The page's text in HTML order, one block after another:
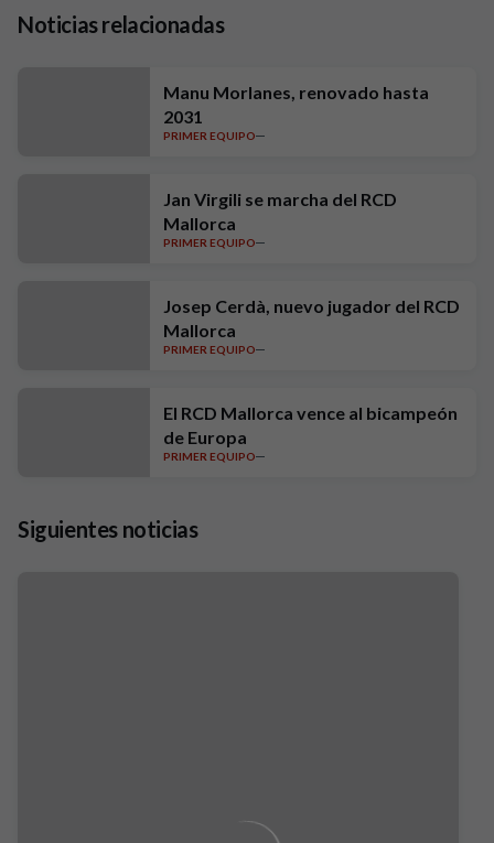
Noticias relacionadas
Manu Morlanes, renovado hasta
2031
PRIMER EQUIPO
Jan Virgili se marcha del RCD
Mallorca
PRIMER EQUIPO
Josep Cerdà, nuevo jugador del RCD
Mallorca
PRIMER EQUIPO
El RCD Mallorca vence al bicampeón
de Europa
PRIMER EQUIPO
Siguientes noticias